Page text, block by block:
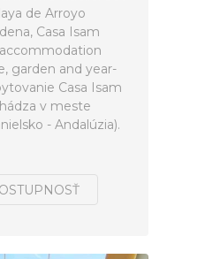
de Arroyo
Casa Isam
garden and year-
Casa Isam
v meste
- Andalúzia).